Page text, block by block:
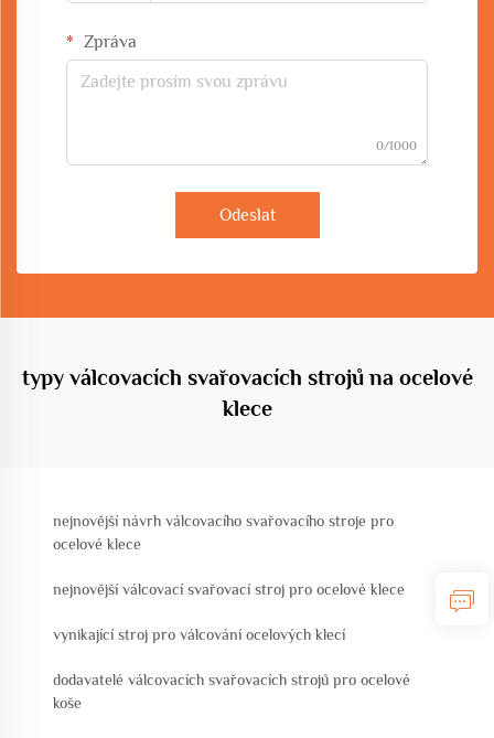
Zpráva
0/1000
Odeslat
typy válcovacích svařovacích strojů na ocelové
klece
nejnovější návrh válcovacího svařovacího stroje pro
ocelové klece
nejnovější válcovací svařovací stroj pro ocelové klece
vynikající stroj pro válcování ocelových klecí
dodavatelé válcovacích svařovacích strojů pro ocelové
koše